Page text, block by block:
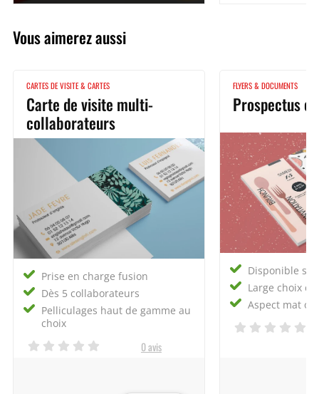
Vous aimerez aussi
CARTES DE VISITE & CARTES
Carte de visite multi-
collaborateurs
Prise en charge fusion
Dès 5 collaborateurs
Pelliculages haut de gamme au
choix
0 avis
FLYERS & DOCUMENTS
Prospectus
Disponible
Large choix
Aspect mat